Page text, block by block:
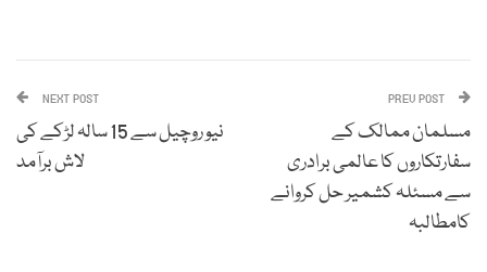
مسلمان ممالک کے
سفارتکاروں کا عالمی برادری
سے مسئلہ کشمیر حل کروانے
کامطالبہ
NEXT POST
نیو روچیل سے 15 سالہ لڑکے کی
لاش برآمد